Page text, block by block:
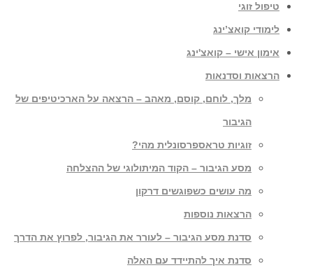
טיפול זוגי
לימודי קואצ’ינג
אימון אישי – קואצ'ינג
הרצאות וסדנאות
מלך, לוחם, קוסם, מאהב – הרצאה על הארכיטיפים של
הגיבור
זוגיות טראספרסונלית מהי?
מסע הגיבור – הקוד המיתולוגי של ההצלחה
מה עושים כשפוגשים דרקון
הרצאות נוספות
סדנת מסע הגיבור – לעורר את הגיבור, לפרוץ את הדרך
סדנת איך להתיידד עם האלה